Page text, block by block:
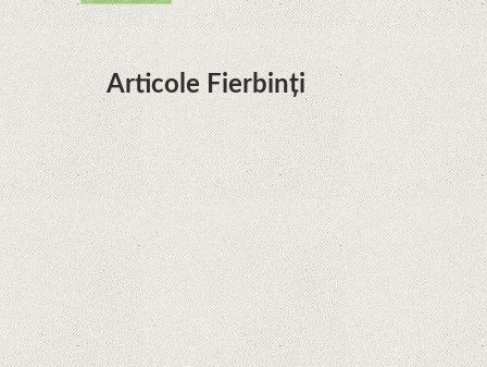
Articole Fierbinți
Dota Anime venind la Netflix în această lună de
la Legenda Korra Studio Mir
Curtea Supremă reglementează în favoarea
Google în Oracle Java Fight
Zvon: aplicațiile Google nu se mai pot instala pe